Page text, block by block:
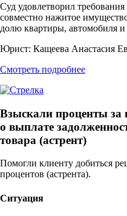
Суд удовлетворил
совместно нажитое
долю квартиры, автомобиля и
Юрист: Кащеева Анастасия
Смотреть подробнее
Взыскали проценты за
о выплате
товара (астрент)
Помогли клиенту добиться
процентов (астрента).
Ситуация